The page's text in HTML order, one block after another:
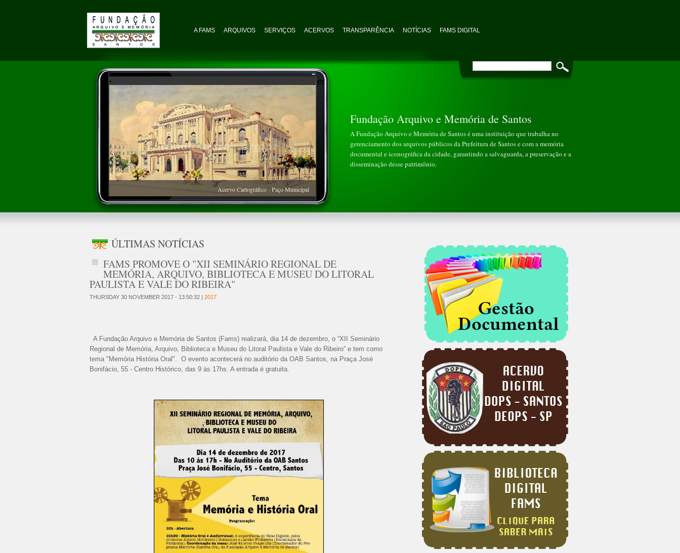
A FAMS ARQUIVOS SERVIÇOS ACERVOS TRANSPARÊNCIA NOTÍCIAS FAMS DIGITAL
Acervo Cartográfico - Paço Municipal
Fundação Arquivo e Memória de Santos
A Fundação Arquivo e Memória de Santos é uma instituição que trabalha no
gerenciamento dos arquivos públicos da Prefeitura de Santos e com a memória
documental e iconográfica da cidade, garantindo a salvaguarda, a preservação e a
disseminação desse patrimônio.
ÚLTIMAS NOTÍCIAS
FAMS PROMOVE O "XII SEMINÁRIO REGIONAL DE
MEMÓRIA, ARQUIVO, BIBLIOTECA E MUSEU DO LITORAL
PAULISTA E VALE DO RIBEIRA"
THURSDAY 30 NOVEMBER 2017 - 13:50:32 | 2017
A Fundação Arquivo e Memória de Santos (Fams) realizará, dia 14 de dezembro, o “XII Seminário
Regional de Memória, Arquivo, Biblioteca e Museu do Litoral Paulista e Vale do Ribeiro” e tem como
tema "Memória História Oral". O evento acontecerá no auditório da OAB Santos, na Praça José
Bonifácio, 55 - Centro Histórico, das 9 às 17hs. A entrada é gratuita.